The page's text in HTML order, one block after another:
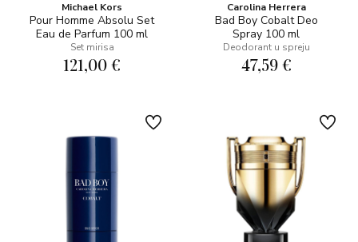
Michael Kors
Pour Homme Absolu Set
Eau de Parfum 100 ml
Set mirisa
121,00 €
Carolina Herrera
Bad Boy Cobalt Deo
Spray 100 ml
Deodorant u spreju
47,59 €